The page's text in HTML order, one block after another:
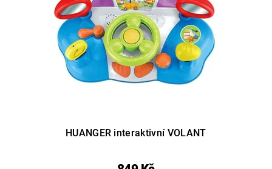
HUANGER interaktivní VOLANT